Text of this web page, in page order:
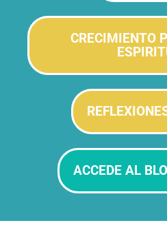
CRECIMIENTO
ACCEDE AL